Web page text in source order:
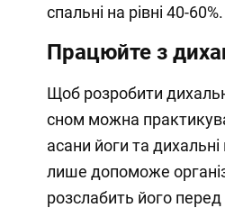
спальні на рівні 40-60%.
Працюйте з
Щоб розробити
сном можна
асани йоги та
лише допоможе
розслабить його перед